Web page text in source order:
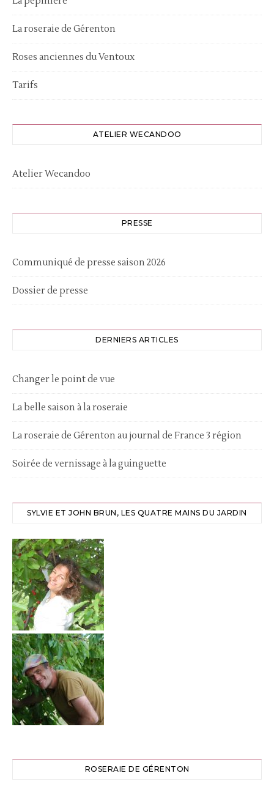
La roseraie de Gérenton
Roses anciennes du Ventoux
Tarifs
ATELIER WECANDOO
Atelier Wecandoo
PRESSE
Communiqué de presse saison 2026
Dossier de presse
DERNIERS ARTICLES
Changer le point de vue
La belle saison à la roseraie
La roseraie de Gérenton au journal de France 3 région
Soirée de vernissage à la guinguette
SYLVIE ET JOHN BRUN, LES QUATRE MAINS DU JARDIN
ROSERAIE DE GÉRENTON